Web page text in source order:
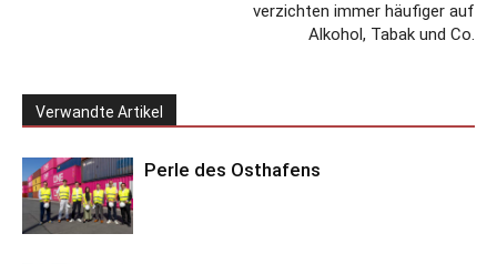
verzichten immer häufiger auf
Alkohol, Tabak und Co.
Verwandte Artikel
Perle des Osthafens